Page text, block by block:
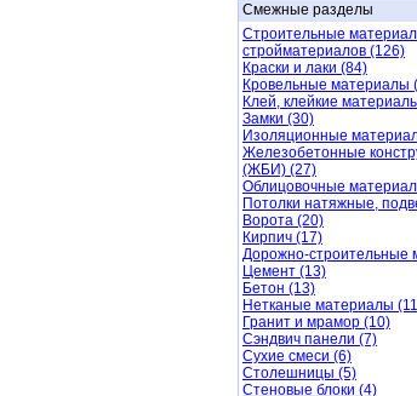
Смежные разделы
Строительные
стройматериалов (126)
Краски и лаки (84)
Кровельные материалы
Клей, клейкие
Замки (30)
Изоляционные
Железобетонные
(ЖБИ) (27)
Облицовочные
Потолки натяжные,
Ворота (20)
Кирпич (17)
Дорожно-строительные
Цемент (13)
Бетон (13)
Нетканые материалы
Гранит и мрамор (10)
Сэндвич панели (7)
Сухие смеси (6)
Столешницы (5)
Стеновые блоки (4)